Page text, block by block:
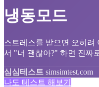
냉동모드
스트레스를 받으면 오히려
서 "너 괜찮아?" 하면 진짜
심심테스트 simsimtest.com
나도 테스트 해보기